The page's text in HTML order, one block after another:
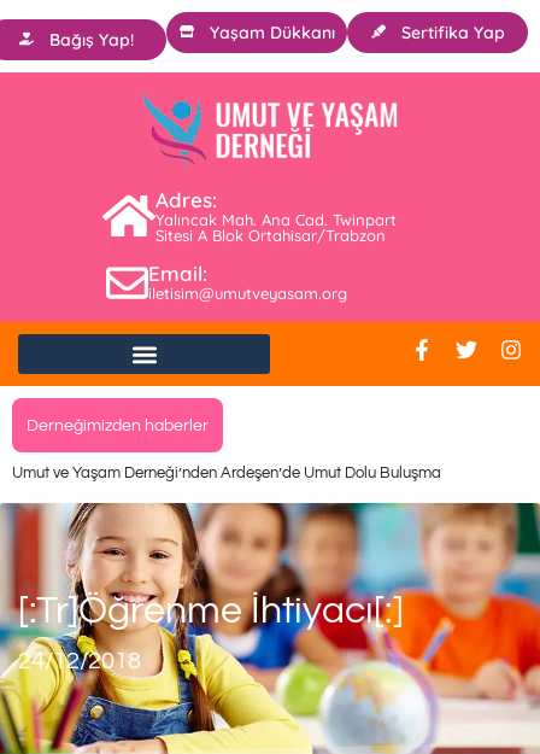
Sertifika Yap
Yaşam Dükkanı
Bağış Yap!
Adres:
Yalıncak Mah. Ana Cad. Twinpart
Sitesi A Blok Ortahisar/Trabzon
Email:
iletisim@umutveyasam.org
Derneğimizden haberler
Umut ve Yaşam Derneği’nden Ardeşen’de Umut Dolu Buluşma
[:tr]Öğrenme İhtiyacı[:]
24/12/2018